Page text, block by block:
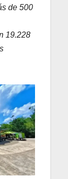
de 500
19.228